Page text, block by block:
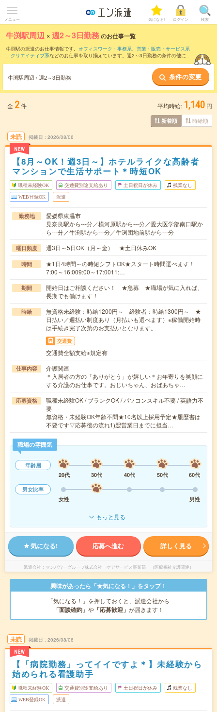
メニュー 気になる! ログイン 検索
牛渕駅周辺 ×週2～3日勤務のお仕事一覧
牛渕駅の派遣のお仕事情報です。 オフィスワーク・事務系、 営業・販売・サービス系
、 クリエイティブ系などのお仕事を取り揃えています。週2～3日勤務の条件の他に、
牛渕駅周辺 / 週2～3日勤務 条件の変更
全 2件 平均時給: 1,140 円
新着順 時給順
未読
NEW
掲載日 2026/08/06
【8月～OK！週3日～】ホテルライクな高齢者
マンションで生活サポート＊時短OK
職種未経験OK 交通費別途支給あり 土日祝日が休み 残業なし
WEB登録OK 派遣
勤務地
愛媛県東温市
見奈良駅から---分／横河原駅から---分／愛大医学部南口駅か
ら---分／牛渕駅から---分／牛渕団地前駅から---分
曜日頻度 週3日～5日OK（月～金） ★土日休みOK
時間
★1日4時間～の時短シフトOK★スタート時間選べます！
7:00～16:009:00～17:0011:…
期間
開始日はご相談ください！ ★急募 ★職場が気に入れば、
長期でも働けます！
時給
無資格未経験：時給1200円～ 経験者：時給1300円～ ★
日払い／週払い制度あり（月払いも選べます）※稼働開始時
は手続き完了次第のお支払いとなります。
交通費
交通費全額支給※規定有
仕事内容
介護関連
＊入居者の方の「ありがとう」が嬉しい＊お年寄りを笑顔に
する介護のお仕事です。おじいちゃん、おばあちゃ…
応募資格
職種未経験OK / ブランクOK / パソコンスキル不要 / 英語力不
要
無資格・未経験OK年齢不問★10名以上採用予定★履歴書は
不要です▽応募後の流れ1)翌営業日までに担当…
職場の雰囲気
年齢層
20代
30代 40代 50代
60代
男女比率
女性
男性
もっと見る
気になる! 応募へ進む 詳しく見る
派遣会社 マンパワーグループ株式会社 ケアサービス事業部 （医療福祉介護関連）
興味があったら「★気になる！」をタップ！
「気になる！」を押しておくと、派遣会社から
「面談確約」 や 「応募歓迎」 が届きます！
未読
NEW
掲載日 2026/08/06
【「病院勤務」ってイイですよ＊】未経験から
始められる看護助手
職種未経験OK 交通費別途支給あり 土日祝日が休み 残業なし
WEB登録OK 派遣